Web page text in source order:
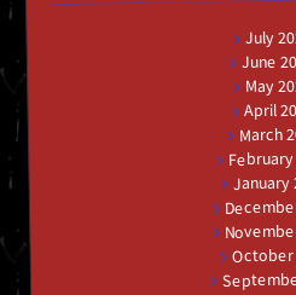
July
June
May
April
March
January
October